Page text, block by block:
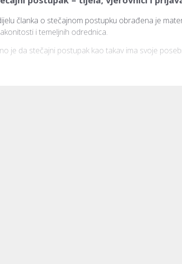
članka o stečajnom postupku obrađena je
i temeljnih odrednica.
je da stečajni postupak kao takav ima svoje